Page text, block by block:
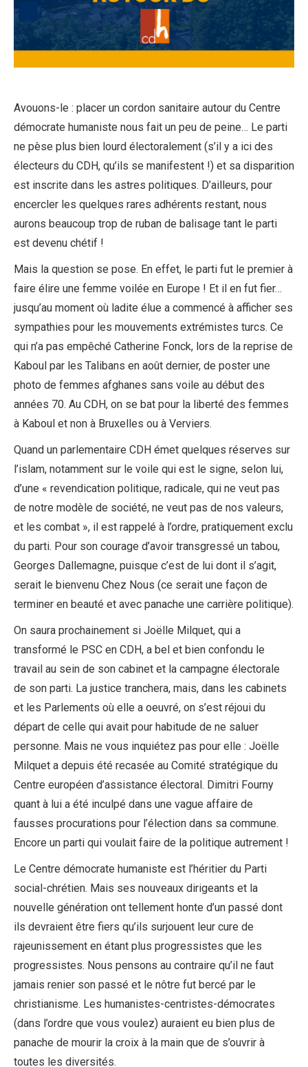
Avouons-le : placer un cordon sanitaire autour du Centre
démocrate humaniste nous fait un peu de peine… Le parti
ne pèse plus bien lourd électoralement (s’il y a ici des
électeurs du CDH, qu’ils se manifestent !) et sa disparition
est inscrite dans les astres politiques. D’ailleurs, pour
encercler les quelques rares adhérents restant, nous
aurons beaucoup trop de ruban de balisage tant le parti
est devenu chétif !
Mais la question se pose. En effet, le parti fut le premier à
faire élire une femme voilée en Europe ! Et il en fut fier…
jusqu’au moment où ladite élue a commencé à afficher ses
sympathies pour les mouvements extrémistes turcs. Ce
qui n’a pas empêché Catherine Fonck, lors de la reprise de
Kaboul par les Talibans en août dernier, de poster une
photo de femmes afghanes sans voile au début des
années 70. Au CDH, on se bat pour la liberté des femmes
à Kaboul et non à Bruxelles ou à Verviers.
Quand un parlementaire CDH émet quelques réserves sur
l’islam, notamment sur le voile qui est le signe, selon lui,
d’une « revendication politique, radicale, qui ne veut pas
de notre modèle de société, ne veut pas de nos valeurs,
et les combat », il est rappelé à l’ordre, pratiquement exclu
du parti. Pour son courage d’avoir transgressé un tabou,
Georges Dallemagne, puisque c’est de lui dont il s’agit,
serait le bienvenu Chez Nous (ce serait une façon de
terminer en beauté et avec panache une carrière politique).
On saura prochainement si Joëlle Milquet, qui a
transformé le PSC en CDH, a bel et bien confondu le
travail au sein de son cabinet et la campagne électorale
de son parti. La justice tranchera, mais, dans les cabinets
et les Parlements où elle a oeuvré, on s’est réjoui du
départ de celle qui avait pour habitude de ne saluer
personne. Mais ne vous inquiétez pas pour elle : Joëlle
Milquet a depuis été recasée au Comité stratégique du
Centre européen d’assistance électoral. Dimitri Fourny
quant à lui a été inculpé dans une vague affaire de
fausses procurations pour l’élection dans sa commune.
Encore un parti qui voulait faire de la politique autrement !
Le Centre démocrate humaniste est l’héritier du Parti
social-chrétien. Mais ses nouveaux dirigeants et la
nouvelle génération ont tellement honte d’un passé dont
ils devraient être fiers qu’ils surjouent leur cure de
rajeunissement en étant plus progressistes que les
progressistes. Nous pensons au contraire qu’il ne faut
jamais renier son passé et le nôtre fut bercé par le
christianisme. Les humanistes-centristes-démocrates
(dans l’ordre que vous voulez) auraient eu bien plus de
panache de mourir la croix à la main que de s’ouvrir à
toutes les diversités.